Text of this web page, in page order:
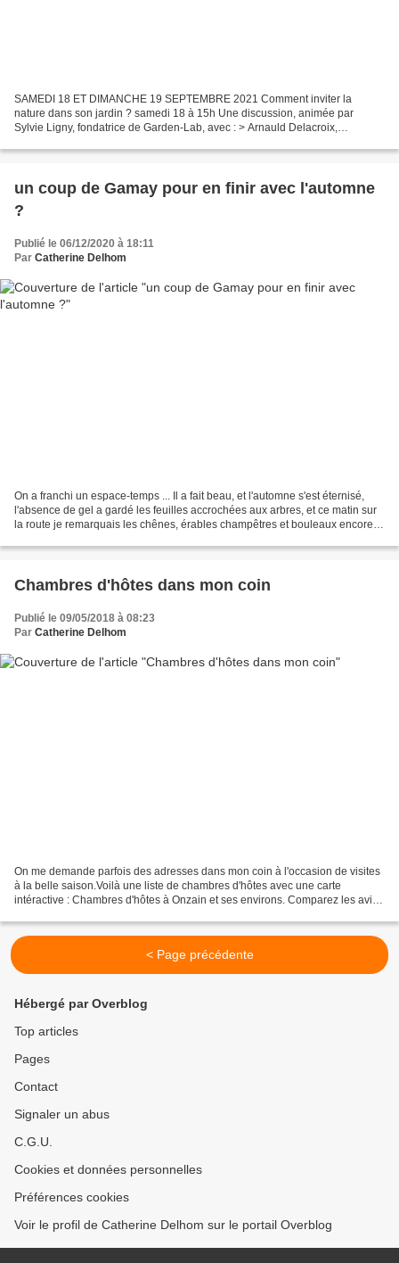
SAMEDI 18 ET DIMANCHE 19 SEPTEMBRE 2021 Comment inviter la
nature dans son jardin ? samedi 18 à 15h Une discussion, animée par
Sylvie Ligny, fondatrice de Garden-Lab, avec : > Arnauld Delacroix,
un coup de Gamay pour en finir avec l'automne
?
Publié le 06/12/2020 à 18:11
Par Catherine Delhom
On a franchi un espace-temps ... Il a fait beau, et l'automne s'est éternisé,
l'absence de gel a gardé les feuilles accrochées aux arbres, et ce matin sur
la route je remarquais les chênes, érables champêtres et bouleaux encore
Chambres d'hôtes dans mon coin
Publié le 09/05/2018 à 08:23
Par Catherine Delhom
On me demande parfois des adresses dans mon coin à l'occasion de visites
à la belle saison.Voilà une liste de chambres d'hôtes avec une carte
intéractive : Chambres d'hôtes à Onzain et ses environs. Comparez les avis,
< Page précédente
Hébergé par Overblog
Top articles
Pages
Contact
Signaler un abus
C.G.U.
Cookies et données personnelles
Préférences cookies
Voir le profil de Catherine Delhom sur le portail Overblog